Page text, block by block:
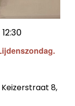
12:30
Keizerstraat 8,